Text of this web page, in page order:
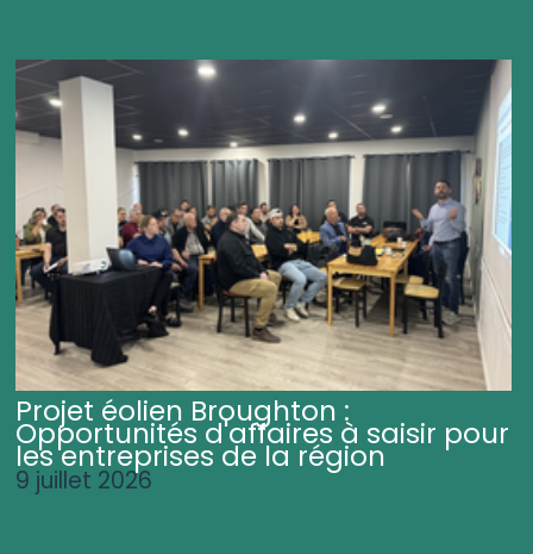
Projet éolien Broughton :
Opportunités d'affaires à saisir pour
les entreprises de la région
9 juillet 2026